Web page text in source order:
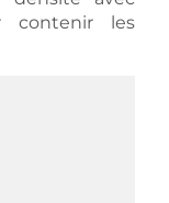
contenir les